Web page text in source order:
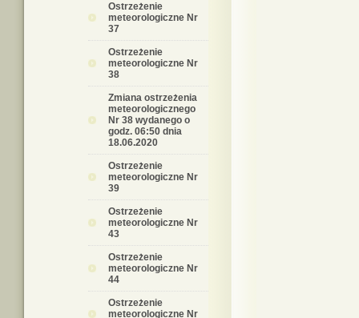
Ostrzeżenie
meteorologiczne Nr
37
Ostrzeżenie
meteorologiczne Nr
38
Zmiana ostrzeżenia
meteorologicznego
Nr 38 wydanego o
godz. 06:50 dnia
18.06.2020
Ostrzeżenie
meteorologiczne Nr
39
Ostrzeżenie
meteorologiczne Nr
43
Ostrzeżenie
meteorologiczne Nr
44
Ostrzeżenie
meteorologiczne Nr